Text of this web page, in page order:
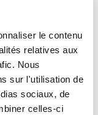
le contenu
relatives aux
Nous
sur l'utilisation de
sociaux, de
celles-ci
ordinaire, un